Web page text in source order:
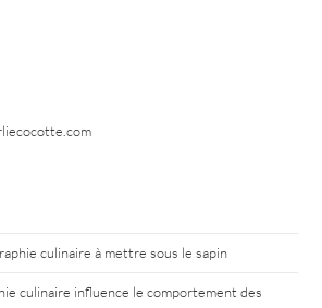
S’ouvre
culinaire à mettre sous le sapin
culinaire influence le comportement des